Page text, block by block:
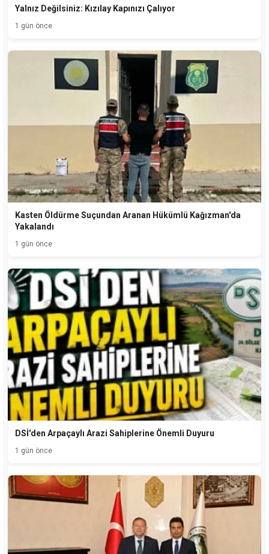
Yalnız Değilsiniz: Kızılay Kapınızı Çalıyor
1 gün önce
Kasten Öldürme Suçundan Aranan Hükümlü Kağızman'da
Yakalandı
1 gün önce
DSİ'den Arpaçaylı Arazi Sahiplerine Önemli Duyuru
1 gün önce